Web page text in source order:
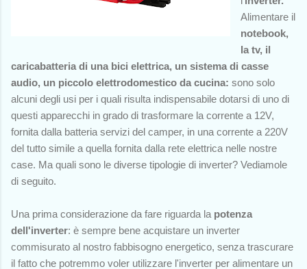
Alimentare il
notebook,
la tv, il
caricabatteria di una bici elettrica, un sistema di casse
audio, un piccolo elettrodomestico da cucina: sono solo
alcuni degli usi per i quali risulta indispensabile dotarsi di uno di
questi apparecchi in grado di trasformare la corrente a 12V,
fornita dalla batteria servizi del camper, in una corrente a 220V
del tutto simile a quella fornita dalla rete elettrica nelle nostre
case. Ma quali sono le diverse tipologie di inverter? Vediamole
di seguito.
Una prima considerazione da fare riguarda la potenza
dell'inverter: è sempre bene acquistare un inverter
commisurato al nostro fabbisogno energetico, senza trascurare
il fatto che potremmo voler utilizzare l'inverter per alimentare un